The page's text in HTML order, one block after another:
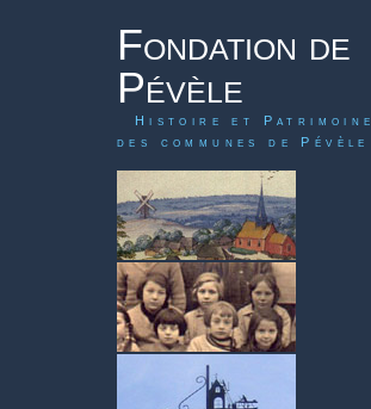
Fondation de
Pévèle
Histoire et Patrimoine
des communes de Pévèle